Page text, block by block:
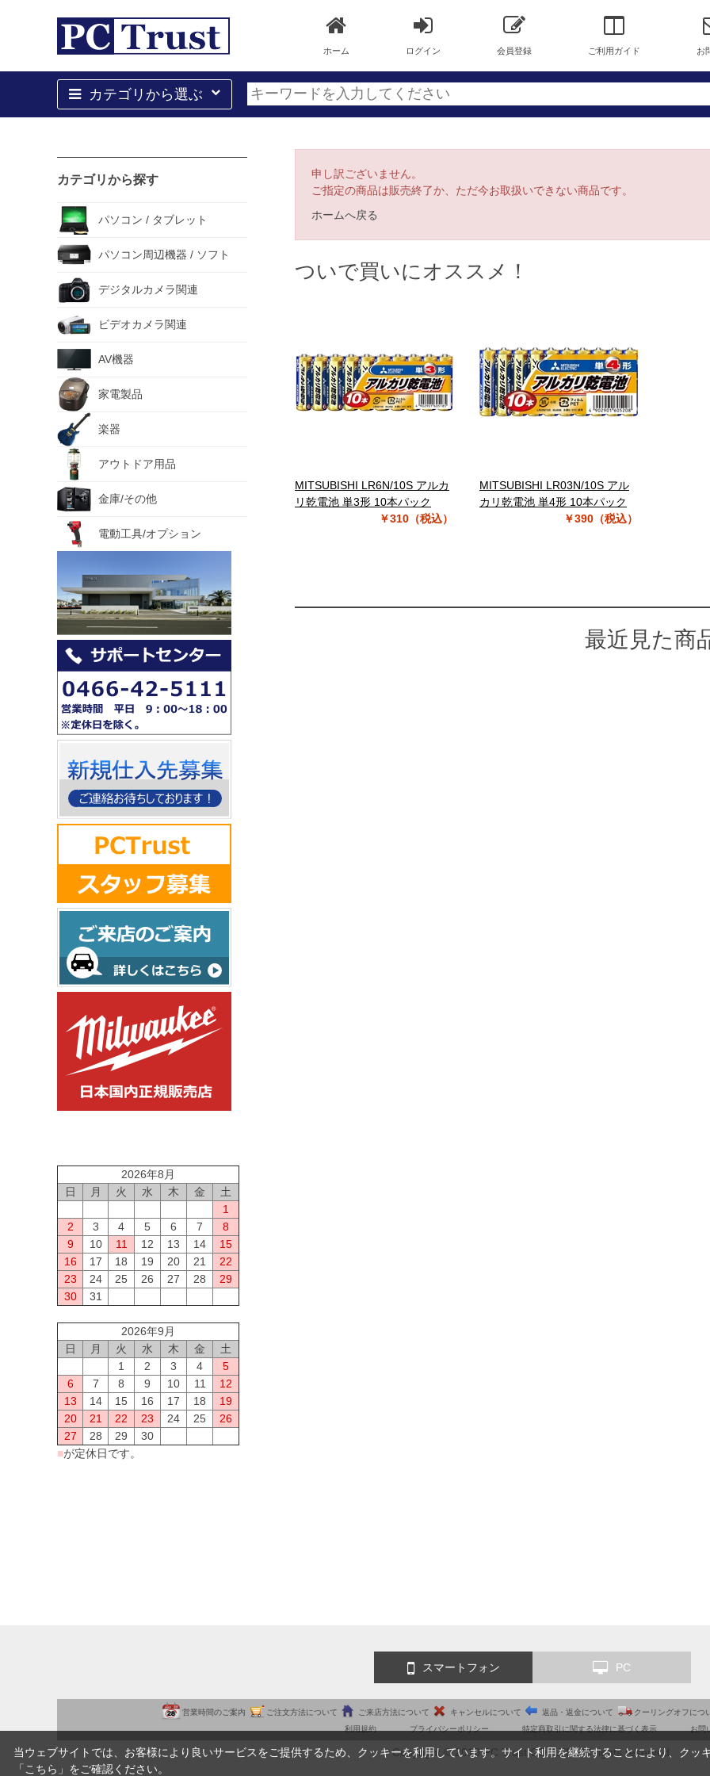
ホーム ログイン 会員登録 ご利用ガイド お
カテゴリから選ぶ
カテゴリから探す
パソコン / タブレット
パソコン周辺機器 / ソフト
デジタルカメラ関連
ビデオカメラ関連
AV機器
家電製品
楽器
アウトドア用品
金庫/その他
電動工具/オプション
2026年8月
日
月 火 水 木 金
土
1
2
3 4 5 6 7
8
9
10 11 12 13 14
15
16
17 18 19 20 21
22
23
24 25 26 27 28
29
30
31
2026年9月
日
月 火 水 木 金
土
1
2 3 4
5
6
7 8 9 10 11
12
13
14 15 16 17 18
19
20
21 22 23 24 25
26
27
28 29
30
■が定休日です。
申し訳ございません。
ご指定の商品は販売終了か、ただ今お取扱いできない商品です。
ホームへ戻る
ついで買いにオススメ！
MITSUBISHI LR6N/10S アルカ
リ乾電池 単3形 10本パック
￥310（税込）
MITSUBISHI LR03N/10S アル
カリ乾電池 単4形 10本パック
￥390（税込）
最近見た商
スマートフォン PC
営業時間のご案内 ご注文方法について ご来店方法について キャンセルについて 返品・返金について クーリングオフにつ
利用規約
プライバシーポリシー 特定商取引に関する法律に基づく表示 お問
Copyright © 2010 PC Trust CO.,LTD. All rights reserved.
当ウェブサイトでは、お客様により良いサービスをご提供するため、クッキーを利用しています。サイト利用を継続することにより、クッ
「 こちら 」をご確認ください。